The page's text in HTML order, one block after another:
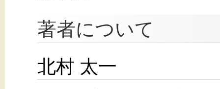
著者について
北村 太一